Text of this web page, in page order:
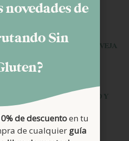
2026
MOUSSE DE YOGUR DE OVEJA
DE CHOCOLATE NEGRO Y
11, 2026
novedades de
Sin
de descuentoen tu
de cualquier guía